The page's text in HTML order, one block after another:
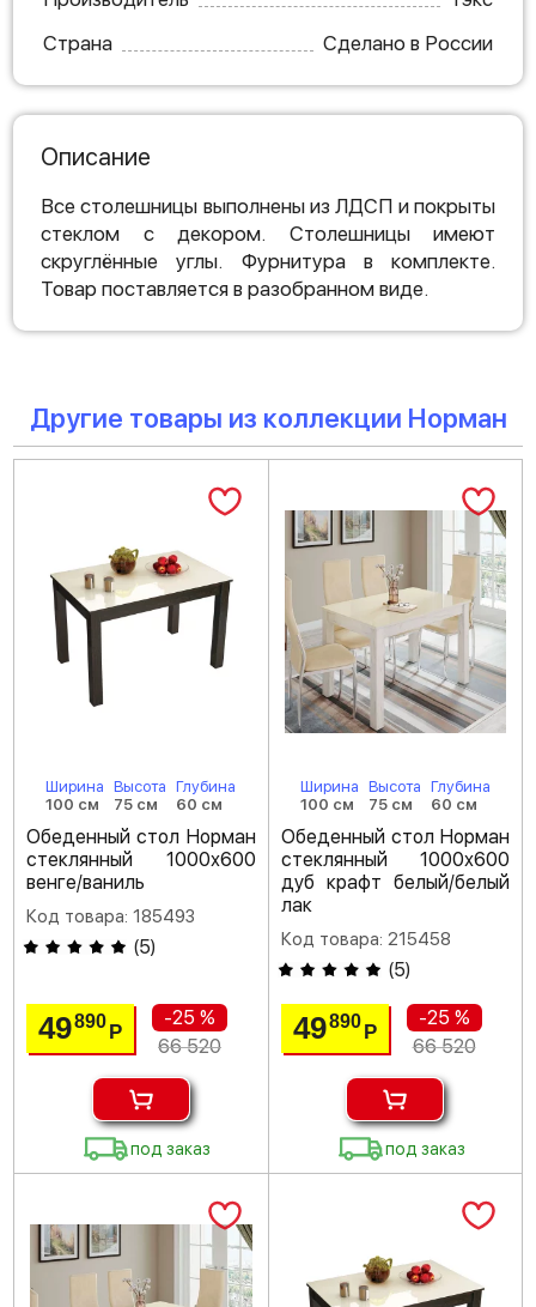
Страна
Сделано в России
Описание
Все столешницы выполнены из ЛДСП и покрыты
стеклом с декором. Столешницы имеют
скруглённые углы. Фурнитура в комплекте.
Товар поставляется в разобранном виде.
Другие товары из коллекции Норман
Ширина
100 см
Высота
75 см
Глубина
60 см
Обеденный стол Норман
стеклянный 1000х600
венге/ваниль
Код товара: 185493
(5)
49890Р
-25 %
66 520
под заказ
Ширина
100 см
Высота
75 см
Глубина
60 см
Обеденный стол Норман
стеклянный 1000х600
дуб крафт белый/белый
лак
Код товара: 215458
(5)
49890 Р
-25 %
66 520
под заказ